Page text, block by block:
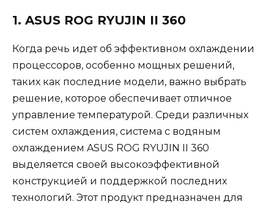
1. ASUS ROG RYUJIN II 360
Когда речь идет об эффективном охлаждении
процессоров, особенно мощных решений,
таких как последние модели, важно выбрать
решение, которое обеспечивает отличное
управление температурой. Среди различных
систем охлаждения, система с водяным
охлаждением ASUS ROG RYUJIN II 360
выделяется своей высокоэффективной
конструкцией и поддержкой последних
технологий. Этот продукт предназначен для